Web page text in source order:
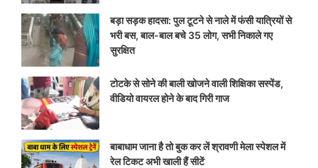
बड़ा सड़क हादसा: पुल टूटने से नाले में फंसी यात्रियों से
भरी बस, बाल-बाल बचे 35 लोग, सभी निकाले गए
सुरक्षित
टोटके से सोने की बाली खोजने वाली शिक्षिका सस्पेंड,
वीडियो वायरल होने के बाद गिरी गाज
बाबाधाम जाना है तो बुक कर लें श्रावणी मेला स्पेशल में
रेल टिकट अभी खाली हैं सीटें